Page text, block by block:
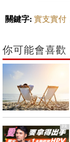
關鍵字: 實支實付
你可能會喜歡
PR